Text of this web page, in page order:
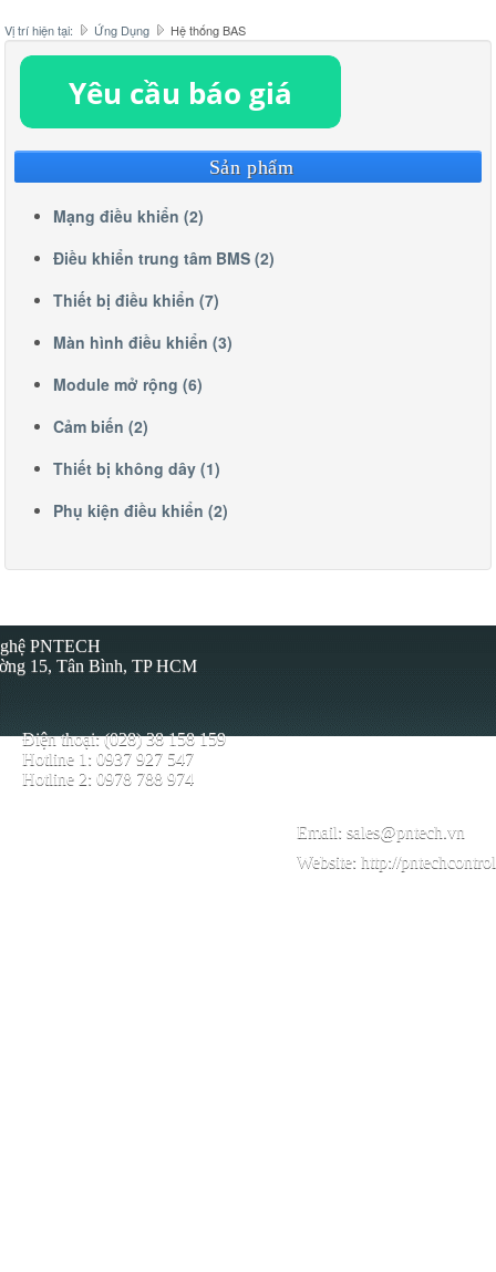
Vị trí hiện tại: Ứng Dụng Hệ thống BAS
Sản phẩm
Mạng điều khiển (2)
Điều khiển trung tâm BMS (2)
Thiết bị điều khiển (7)
Màn hình điều khiển (3)
Module mở rộng (6)
Cảm biến (2)
Thiết bị không dây (1)
Phụ kiện điều khiển (2)
PNTECH
15, Tân Bình, TP HCM
Điện thoại: (028) 38 158 159
Hotline 1: 0937 927 547
Hotline 2: 0978 788 974
Email: sales@pntech.vn
Website: http://